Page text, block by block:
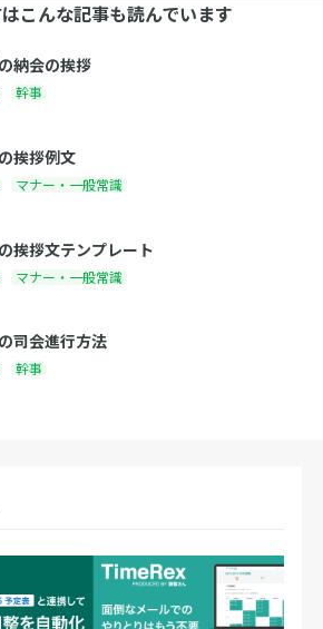
こんな記事も読んでいます
納会の挨拶
幹事
挨拶例文
マナー・一般常識
挨拶文テンプレート
マナー・一般常識
司会進行方法
幹事